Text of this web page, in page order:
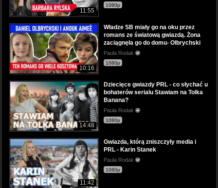
11:55
1080p
10:16
Władze SB miały go na oku przez
romans ze światową gwiazdą. Żona
zaciągnęła go do domu- Olbrychski
Paula Rodak
1080p
14:48
Dziecięce gwiazdy PRL - co słychać u
bohaterów serialu Stawiam na Tolka
Banana?
Paula Rodak
1080p
11:42
Gwiazda, którą zniszczyły media i
PRL - Karin Stanek
Paula Rodak
1080p